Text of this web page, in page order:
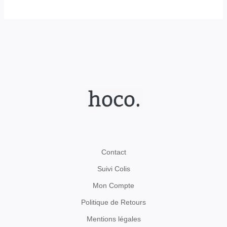
Contact
Suivi Colis
Mon Compte
Politique de Retours
Mentions légales